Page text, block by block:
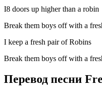
I8 doors up higher than a robin
Break them boys off with a
I keep a fresh pair of Robins
Break them boys off with a
Перевод песни